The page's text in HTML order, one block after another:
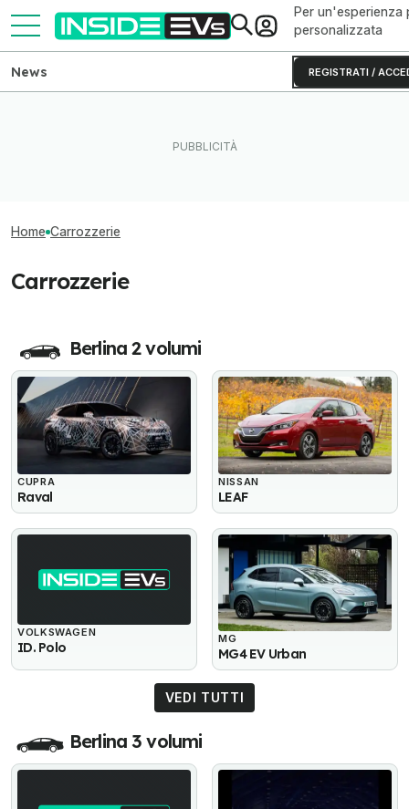
Per un'esperienza
personalizzata
REGISTRATI /
News
Home Carrozzerie
Carrozzerie
Berlina 2 volumi
CUPRA
Raval
NISSAN
LEAF
VOLKSWAGEN
ID. Polo
MG
MG4 EV Urban
VEDI TUTTI
Berlina 3 volumi